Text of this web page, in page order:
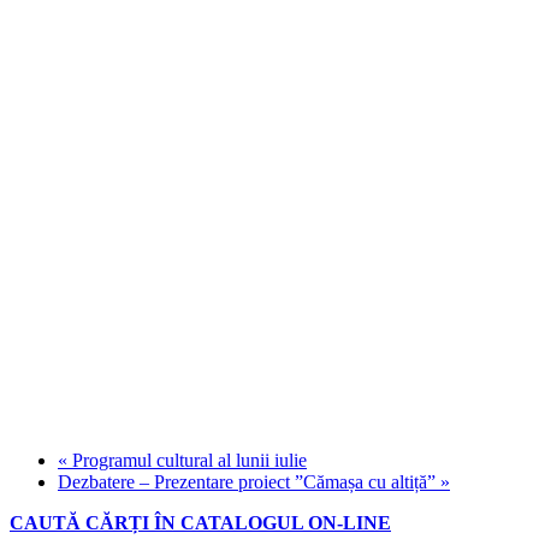
« Programul cultural al lunii iulie
Dezbatere – Prezentare proiect ”Cămașa cu altiță” »
CAUTĂ CĂRȚI ÎN CATALOGUL ON-LINE